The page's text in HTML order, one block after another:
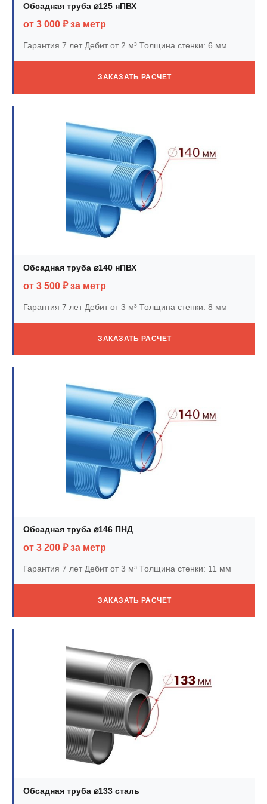
Обсадная труба ⌀125 нПВХ
от 3 000 ₽ за метр
Гарантия 7 летДебит от 2 м³ Толщина стенки: 6 мм
ЗАКАЗАТЬ РАСЧЕТ
Обсадная труба ⌀140 нПВХ
от 3 500 ₽ за метр
Гарантия 7 летДебит от 3 м³ Толщина стенки: 8 мм
ЗАКАЗАТЬ РАСЧЕТ
Обсадная труба ⌀146 ПНД
от 3 200 ₽ за метр
Гарантия 7 летДебит от 3 м³ Толщина стенки: 11 мм
ЗАКАЗАТЬ РАСЧЕТ
Обсадная труба ⌀133 сталь